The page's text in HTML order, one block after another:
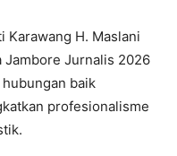
Karawang H. Maslani
Jurnalis 2026
baik
profesionalisme